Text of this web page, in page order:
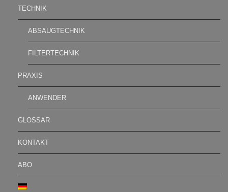
TECHNIK
ABSAUGTECHNIK
FILTERTECHNIK
PRAXIS
ANWENDER
GLOSSAR
KONTAKT
ABO